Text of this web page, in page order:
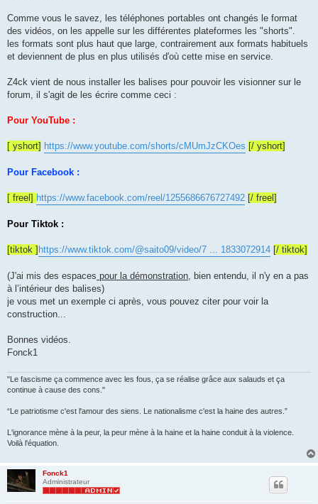
g
Comme vous le savez, les téléphones portables ont changés le format
des vidéos, on les appelle sur les différentes plateformes les "shorts".
les formats sont plus haut que large, contrairement aux formats habituels
et deviennent de plus en plus utilisés d'où cette mise en service.
Z4ck vient de nous installer les balises pour pouvoir les visionner sur le
forum, il s'agit de les écrire comme ceci :
Pour YouTube :
[ yshort] https://www.youtube.com/shorts/cMUmJzCKOes [/ yshort]
Pour Facebook :
[ freel] https://www.facebook.com/reel/1255686676727492 [/ freel]
Pour Tiktok :
[tiktok ] https://www.tiktok.com/@saito09/video/7 ... 1833072914 [/ tiktok]
(J'ai mis des espaces pour la démonstration, bien entendu, il n'y en a pas
à l’intérieur des balises)
je vous met un exemple ci après, vous pouvez citer pour voir la
construction...
Bonnes vidéos.
Fonck1
"Le fascisme ça commence avec les fous, ça se réalise grâce aux salauds et ça
continue à cause des cons."
“Le patriotisme c'est l'amour des siens. Le nationalisme c'est la haine des autres.”
L'ignorance mène à la peur, la peur mène à la haine et la haine conduit à la violence.
Voilà l'équation.
Fonck1
Administrateur